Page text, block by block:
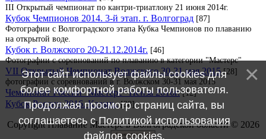
III Открытый чемпионат по кантри-триатлону 21 июня 2014г.
Кубок Чемпионов 2014. 3-й этап. г. Волгоград [87]
Фотографии с Волгоградского этапа Кубка Чемпионов по плаванию
на открытой воде.
Кубок г. Волжского 20-21.12.2014г. [46]
Фотографии с соревнований по плаванию в категории "Мастерс"
VII Открытый Чемпионат Волжского 30-31 мая 2015 [28]
фотографии с соревнований в г. Волжском 30-31 мая 2015
Чемпионат России "Мастерс" Пенза 2016г. [12]
Кубок России 2016. Казань. [38]
Copyright Плавание Мастерс в Волгоградской области © 2026
Этот сайт использует файлы cookies для
более комфортной работы пользователя.
Продолжая просмотр страниц сайта, вы
соглашаетесь сПолитикой использования
файлов cookies.